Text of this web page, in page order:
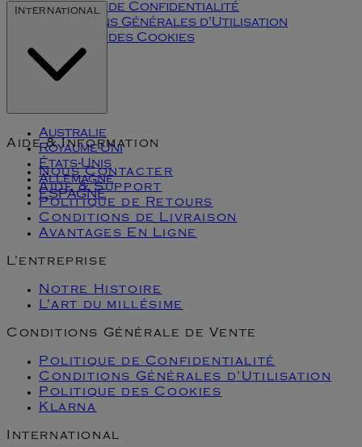
Politique de Confidentialité
Conditions Générales d'Utilisation
Politique des Cookies
Klarna
International
Australie
Royaume-Uni
États-Unis
Allemagne
ESPAGNE
Aide & Information
Nous Contacter
Aide & Support
Politique de Retours
Conditions de Livraison
Avantages En Ligne
L'entreprise
Notre Histoire
L'art du millésime
Conditions Générale de Vente
Politique de Confidentialité
Conditions Générales d'Utilisation
Politique des Cookies
Klarna
International